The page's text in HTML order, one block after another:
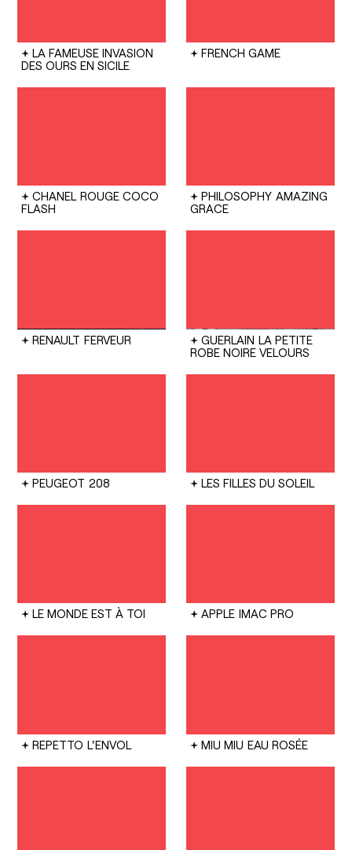
LA FAMEUSE INVASION
DES OURS EN SICILE
FRENCH GAME
CHANEL ROUGE COCO
FLASH
PHILOSOPHY AMAZING
GRACE
RENAULT FERVEUR GUERLAIN LA PETITE
ROBE NOIRE VELOURS
PEUGEOT 208 LES FILLES DU SOLEIL
LE MONDE EST À TOI APPLE IMAC PRO
REPETTO L'ENVOL MIU MIU EAU ROSÉE